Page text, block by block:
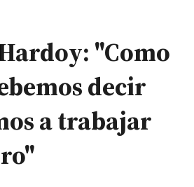
"Como
decir
a trabajar